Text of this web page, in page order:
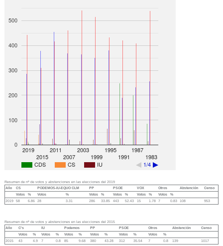
CDS CS IU 1/4
2019
2015
2011
2007
2003
1999
1995
1991
1987
1983
0
100
200
300
400
500
Resumen de nº de votos y abstenciones en las elecciones del 2019
Año
CS PODEMOS-IU-EQUO CLM PP PSOE VOX Otros Abstención
Censo
Votos
% Votos % Votos % Votos % Votos % Votos
%
2019 58 6.86 28 3.31 286 33.85 443 52.43 15 1.78 7 0.83 108 953
Resumen de nº de votos y abstenciones en las elecciones del 2015
Año
C's IU Podemos PP PSOE Otros Abstención
Censo
Votos
% Votos % Votos % Votos % Votos % Votos
%
2015
43 4.9 7 0.8 85 9.68 380 43.28 312 35.54 7 0.8 139 1017